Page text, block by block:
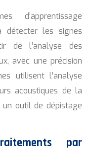
d’apprentissage
détecter les signes
de l’analyse des
avec une précision
utilisent l’analyse
acoustiques de la
un outil de dépistage
par